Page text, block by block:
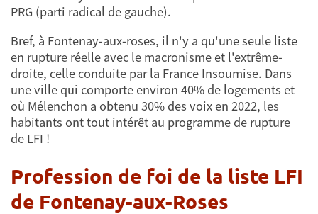
PRG (parti radical de gauche).
Bref, à Fontenay-aux-roses, il n'y a qu'une seule liste
en rupture réelle avec le macronisme et l'extrême-
droite, celle conduite par la France Insoumise. Dans
une ville qui comporte environ 40% de logements et
où Mélenchon a obtenu 30% des voix en 2022, les
habitants ont tout intérêt au programme de rupture
de LFI !
Profession de foi de la liste LFI
de Fontenay-aux-Roses